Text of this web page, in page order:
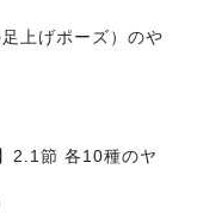
上げポーズ）のや
2.1節 各10種のヤ